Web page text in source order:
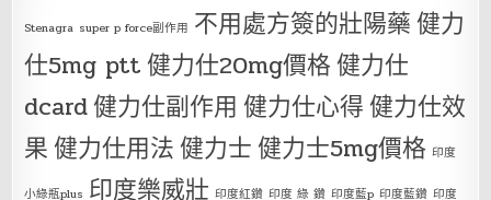
Stenagra super p force副作用 不用處方簽的壯陽藥健力
仕5mg ptt健力仕20mg價格健力仕
dcard健力仕副作用 健力仕心得健力仕效
果健力仕用法健力士健力士5mg價格 印度
小綠瓶plus 印度樂威壯 印度紅鑽 印度 綠 鑽 印度藍p 印度藍鑽 印度